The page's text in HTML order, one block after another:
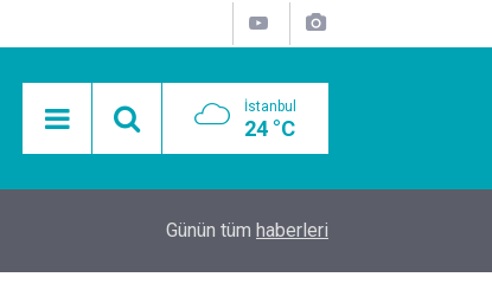
İstanbul
24 °C
Mobil Araçlarla Hayır Lokması Dağıtımının
Günün tüm haberleri